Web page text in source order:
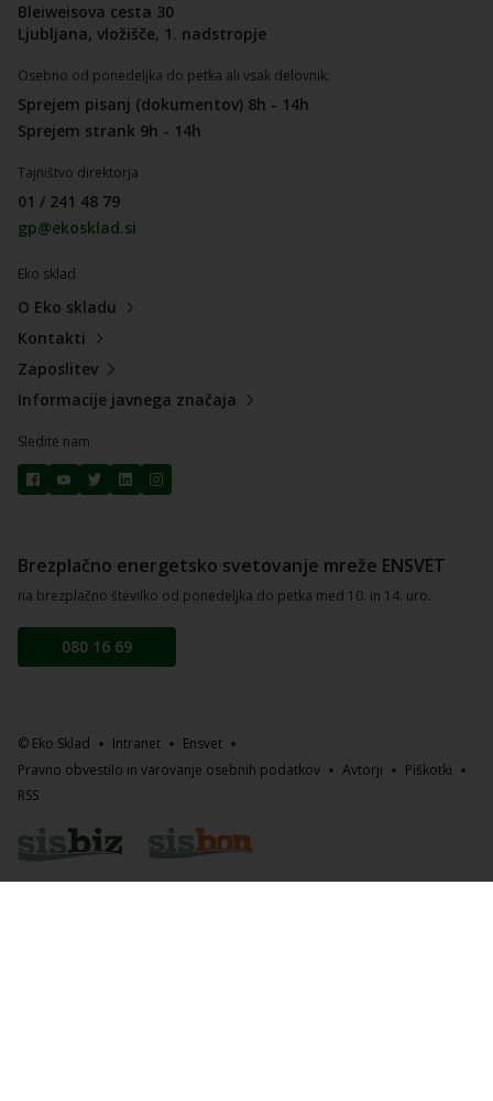
Bleiweisova cesta 30
Ljubljana, vložišče, 1. nadstropje
Osebno od ponedeljka do petka ali vsak delovnik:
Sprejem pisanj (dokumentov) 8h - 14h
Sprejem strank 9h - 14h
Tajništvo direktorja
01 / 241 48 79
gp@ekosklad.si
Eko sklad
O Eko skladu
Kontakti
Zaposlitev
Informacije javnega značaja
Sledite nam
Brezplačno energetsko svetovanje mreže ENSVET
na brezplačno številko od ponedeljka do petka med 10. in 14. uro.
080 16 69
© Eko Sklad Intranet
Ensvet
Pravno obvestilo in varovanje osebnih podatkov
Avtorji
Piškotki
RSS